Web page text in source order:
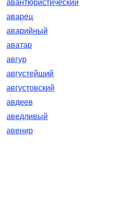
авантюристический
аварец
аварийный
аватар
авгур
августейший
августовский
авдеев
аведливый
авенир